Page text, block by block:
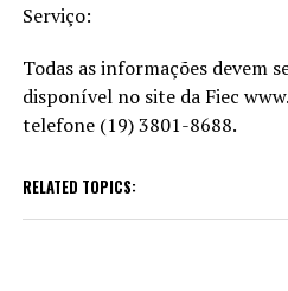
Serviço:
Todas as informações devem
disponível no site da Fiec
telefone (19) 3801-8688.
RELATED TOPICS: